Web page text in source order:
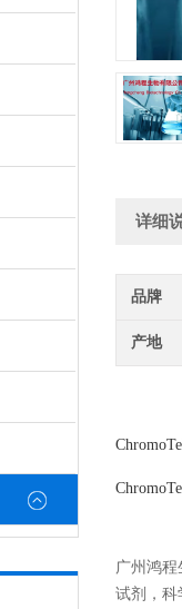
详细
品牌
产地
广州鸿
试剂，科